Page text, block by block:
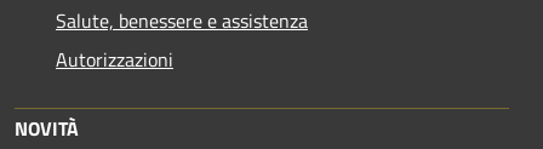
Salute, benessere e assistenza
Autorizzazioni
NOVITÀ